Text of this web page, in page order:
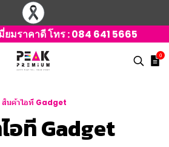
ยมราคาดี โทร :084 641 5665
0
สินค้าไอที Gadget
อที Gadget